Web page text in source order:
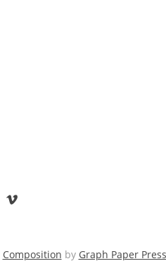
Composition by Graph Paper Press